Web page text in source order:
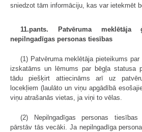
sniedzot tām informāciju, kas var ietekmēt
11.pants. Patvēruma
nepilngadīgas personas tiesības
(1) Patvēruma meklētāja pieteikums
izskatāms un lēmums par bēgļa statusa
tādu piešķirt attiecināms arī uz
locekļiem (laulāto un viņu apgādībā
viņu atrašanās vietas, ja viņi to vēlas.
(2) Nepilngadīgas personas
pārstāv tās vecāki. Ja nepilngadīga